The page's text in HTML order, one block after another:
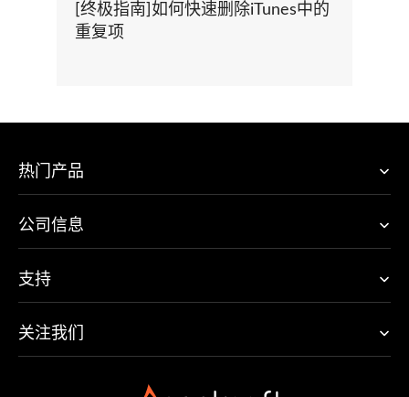
[终极指南]如何快速删除iTunes中的
重复项
热门产品
公司信息
支持
关注我们